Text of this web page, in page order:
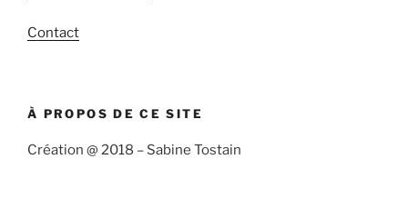
Contact
À PROPOS DE CE SITE
Création @ 2018 – Sabine Tostain